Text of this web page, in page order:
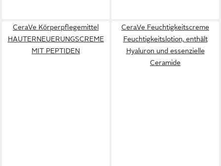
CeraVe Körperpflegemittel
HAUTERNEUERUNGSCREME
MIT PEPTIDEN
CeraVe Feuchtigkeitscreme
Feuchtigkeitslotion, enthält
Hyaluron und essenzielle
Ceramide